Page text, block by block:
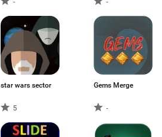
-
de mariposa)
-
star wars sector
5
Gems Merge
-